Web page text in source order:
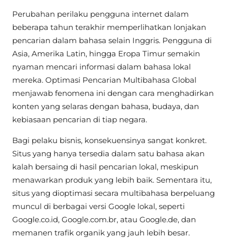
Perubahan perilaku pengguna internet dalam
beberapa tahun terakhir memperlihatkan lonjakan
pencarian dalam bahasa selain Inggris. Pengguna di
Asia, Amerika Latin, hingga Eropa Timur semakin
nyaman mencari informasi dalam bahasa lokal
mereka. Optimasi Pencarian Multibahasa Global
menjawab fenomena ini dengan cara menghadirkan
konten yang selaras dengan bahasa, budaya, dan
kebiasaan pencarian di tiap negara.
Bagi pelaku bisnis, konsekuensinya sangat konkret.
Situs yang hanya tersedia dalam satu bahasa akan
kalah bersaing di hasil pencarian lokal, meskipun
menawarkan produk yang lebih baik. Sementara itu,
situs yang dioptimasi secara multibahasa berpeluang
muncul di berbagai versi Google lokal, seperti
Google.co.id, Google.com.br, atau Google.de, dan
memanen trafik organik yang jauh lebih besar.